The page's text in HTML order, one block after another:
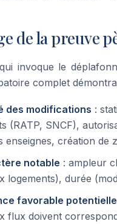
de la preuve
invoque le
complet
des modifications :
(RATP, SNCF),
enseignes, création de
notable : ampleur
logements), durée
favorable potentielle
flux doivent